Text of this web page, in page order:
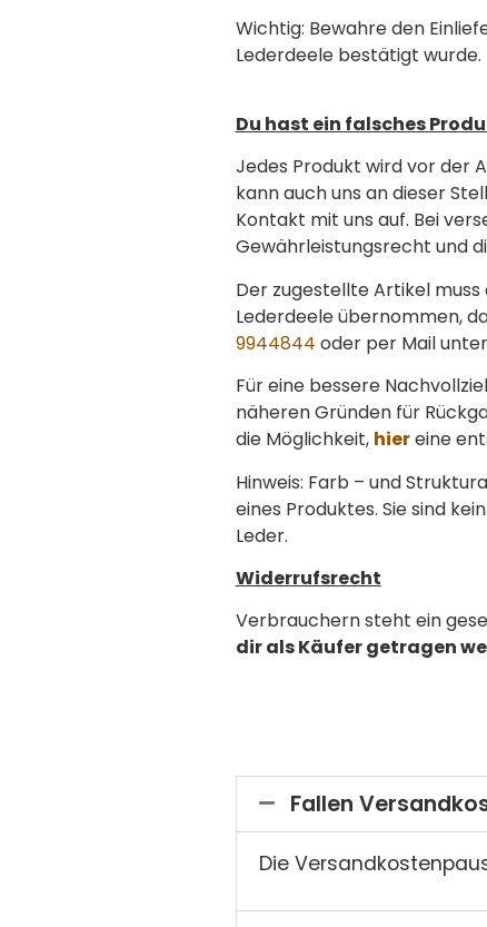
Wichtig: Bewahre den
Lederdeele bestätigt wurde.
Du hast ein falsches
Jedes Produkt wird vor der
kann auch uns an dieser
Kontakt mit uns auf. Bei
Gewährleistungsrecht und
Der zugestellte Artikel
Lederdeele übernommen,
9944844 oder per Mail unter
Für eine bessere
näheren Gründen für
die Möglichkeit, hiereine
Hinweis: Farb – und
eines Produktes. Sie sind
Leder.
Widerrufsrecht
Verbrauchern steht ein
dir als Käufer getragen
Fallen
Die